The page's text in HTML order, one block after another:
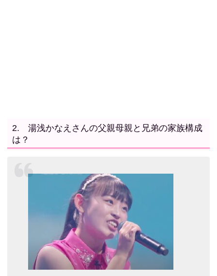
2. 湯浅かなえさんの父親母親と兄弟の家族構成
は？